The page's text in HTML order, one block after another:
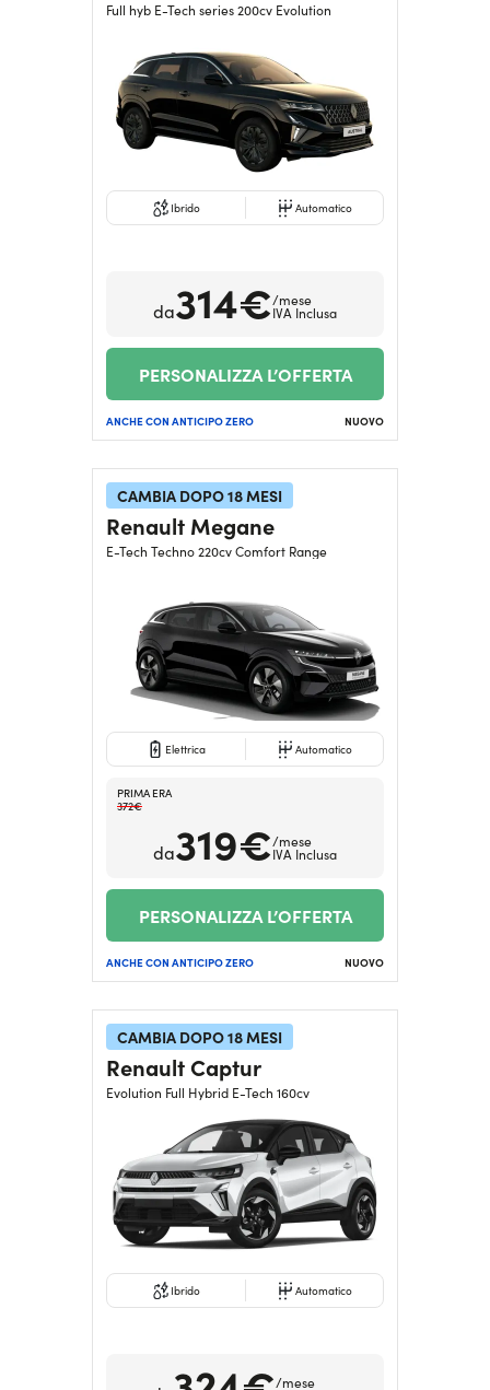
Full hyb E-Tech series 200cv Evolution
Ibrido Automatico
da314€/mese
IVA Inclusa
PERSONALIZZA L’OFFERTA
ANCHE CON ANTICIPO ZERO NUOVO
CAMBIA DOPO 18 MESI
Renault Megane
E-Tech Techno 220cv Comfort Range
Elettrica Automatico
PRIMA ERA
372€
da319€/mese
IVA Inclusa
PERSONALIZZA L’OFFERTA
ANCHE CON ANTICIPO ZERO NUOVO
CAMBIA DOPO 18 MESI
Renault Captur
Evolution Full Hybrid E-Tech 160cv
Ibrido Automatico
/mese